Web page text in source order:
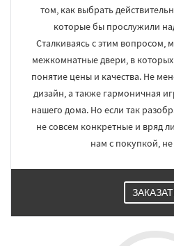
том, как выбрать
которые бы прослужили
Сталкиваясь с этим вопросом,
межкомнатные двери, в
понятие цены и качества. Не
дизайн, а также гармоничная
нашего дома. Но если так
не совсем конкретные и вряд
нам с покупкой,